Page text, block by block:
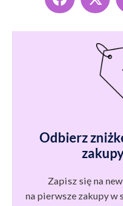
Odbierz
Zapisz się na
na pierwsze zakupy w